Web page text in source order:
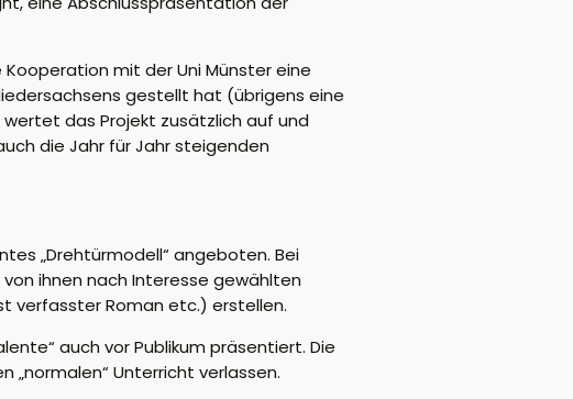
Kooperation mit der Uni Münster eine
gestellt hat (übrigens eine
das Projekt zusätzlich auf und
die Jahr für Jahrsteigenden
„Drehtürmodell“ angeboten. Bei
ihnen nach Interesse gewählten
verfasster Roman etc.) erstellen.
auch vor Publikum präsentiert. Die
„normalen“ Unterricht verlassen.